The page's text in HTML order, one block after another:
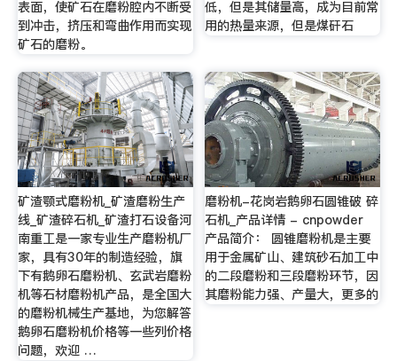
表面，使矿石在磨粉腔内不断受
到冲击，挤压和弯曲作用而实现
矿石的磨粉。
低，但是其储量高，成为目前常
用的热量来源，但是煤矸石
矿渣颚式磨粉机_矿渣磨粉生产
线_矿渣碎石机_矿渣打石设备河
南重工是一家专业生产磨粉机厂
家，具有30年的制造经验，旗
下有鹅卵石磨粉机、玄武岩磨粉
机等石材磨粉机产品，是全国大
的磨粉机械生产基地，为您解答
鹅卵石磨粉机价格等一些列价格
问题，欢迎 …
磨粉机-花岗岩鹅卵石圆锥破 碎
石机_产品详情 - cnpowder
产品简介： 圆锥磨粉机是主要
用于金属矿山、建筑砂石加工中
的二段磨粉和三段磨粉环节，因
其磨粉能力强、产量大，更多的